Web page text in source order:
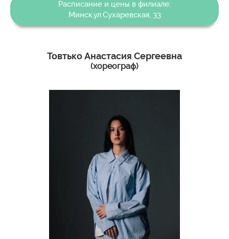
Расписание и цены в филиале:
Минск,ул.Сухаревская, 33
Товтько Анастасия Сергеевна
(хореограф)